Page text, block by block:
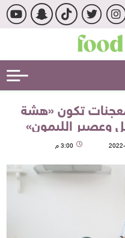
تكون «هشة
وعصير الليمون»
3:00 م